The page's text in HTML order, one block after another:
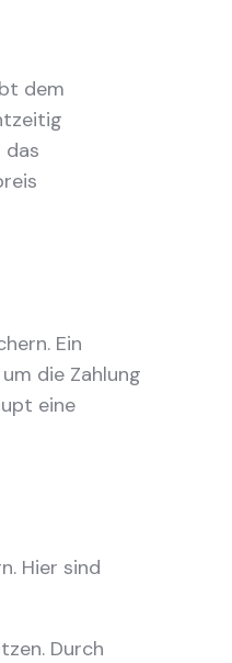
dem
das
Ein
die Zahlung
eine
Hier sind
Durch